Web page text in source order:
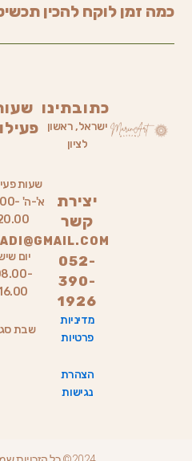
כמה זמן לוקח להכין
כתובתינו
ישראל, ראשון
לציון
יצירת
קשר
052-
390-
1926
מדיניות
פרטיות
הצהרת
נגישות
שעות
א'-ה'
יום
שבת